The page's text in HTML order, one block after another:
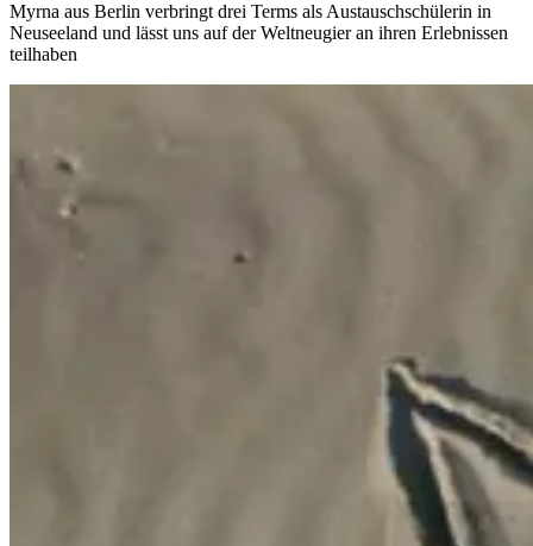
Myrna aus Berlin verbringt drei Terms als Austauschschülerin in
Neuseeland und lässt uns auf der Weltneugier an ihren Erlebnissen
teilhaben